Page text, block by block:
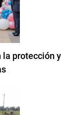
la protección y